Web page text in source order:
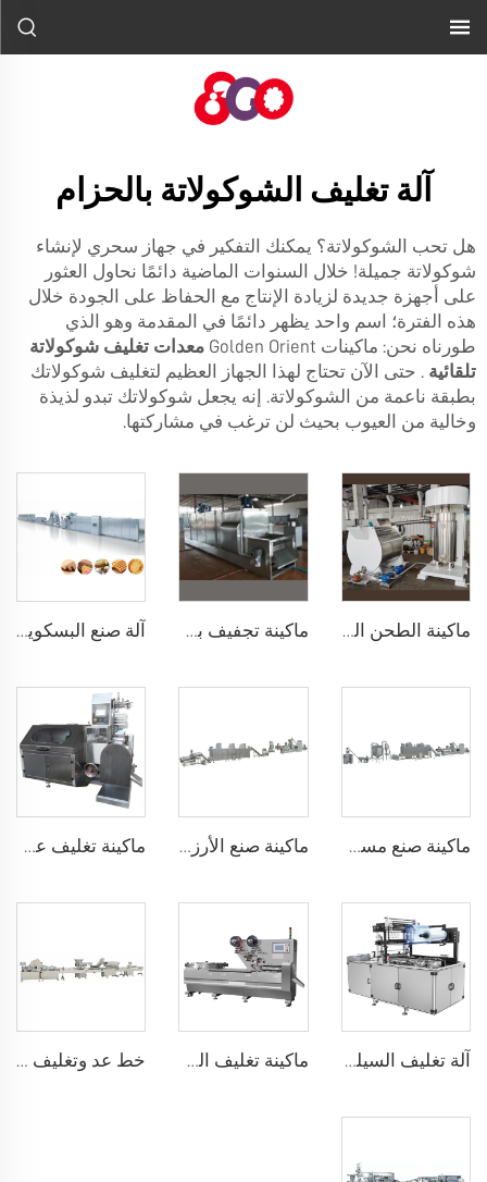
آلة تغليف الشوكولاتة بالحزام
هل تحب الشوكولاتة؟ يمكنك التفكير في جهاز سحري لإنشاء
شوكولاتة جميلة! خلال السنوات الماضية دائمًا نحاول العثور
على أجهزة جديدة لزيادة الإنتاج مع الحفاظ على الجودة خلال
هذه الفترة؛ اسم واحد يظهر دائمًا في المقدمة وهو الذي
طورناه نحن: ماكينات Golden Orient
معدات تغليف شوكولاتة
تلقائية . حتى الآن تحتاج لهذا الجهاز العظيم لتغليف شوكولاتك
بطبقة ناعمة من الشوكولاتة. إنه يجعل شوكولاتك تبدو لذيذة
وخالية من العيوب بحيث لن ترغب في مشاركتها.
ماكينة الطحن الكروي للشوكولاتة ماكينة الطحن الكروي للشوكولاتة مع الكونش ماكينة تجفيف بذور الكاكاو ماكينة طحن مسحوق الكاكاو ماكينات ضغط الكاكاو آلة صنع البسكويت
ماكينة صنع مسحوق الأرز للأطفال ماكينة صنع الأرز المنفوخ، كرات الأرز، وشريط الأرز ماكينة تغليف عصي الحلوى
آلة تغليف السيلوفان ماكينة تغليف الحلوى، العلكة أو وسادة الشوكولاتة خط عد وتغليف العلكة أو الحلوى المسحوقة